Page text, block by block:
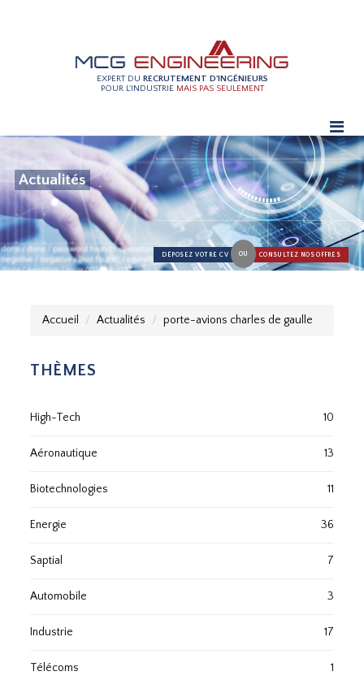
EXPERT DU RECRUTEMENT D'INGÉNIEURS
POUR L'INDUSTRIE MAIS PAS SEULEMENT
Actualités
DÉPOSEZ VOTRE CV OU CONSULTEZ NOS OFFRES
Accueil Actualités porte-avions charles de gaulle
THÈMES
High-Tech 10
Aéronautique 13
Biotechnologies 11
Energie 36
Saptial 7
Automobile 3
Industrie 17
Télécoms 1